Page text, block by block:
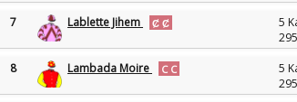
7 Lablette Jihem
5
8 Lambada Moire
5